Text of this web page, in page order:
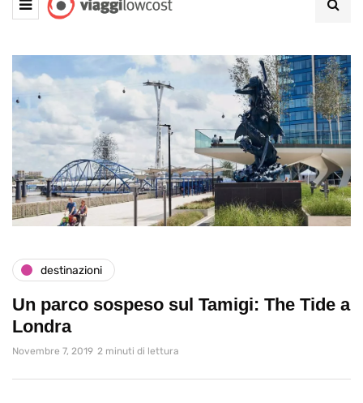
destinazioni
Un parco sospeso sul Tamigi: The Tide a
Londra
Novembre 7, 2019 2 minuti di lettura